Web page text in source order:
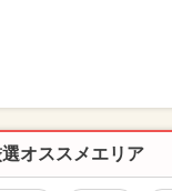
オススメエリア